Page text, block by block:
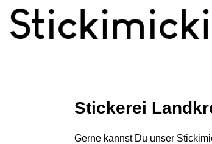
Stickerei
Gerne kannst Du unser